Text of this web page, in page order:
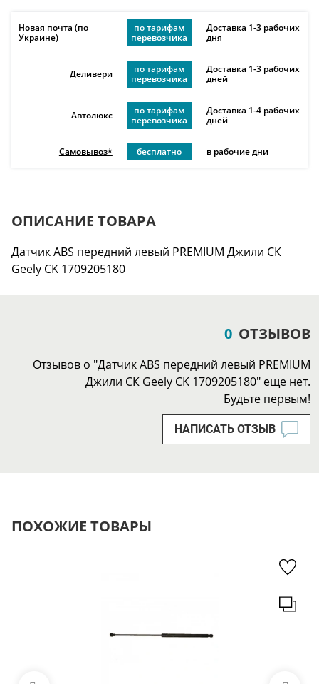
Новая почта (по
Украине)
по тарифам
перевозчика
Доставка 1-3 рабочих
дня
Деливери
по тарифам
перевозчика
Доставка 1-3 рабочих
дней
Автолюкс
по тарифам
перевозчика
Доставка 1-4 рабочих
дней
Самовывоз* бесплатно в рабочие дни
ОПИСАНИЕ ТОВАРА
Датчик ABS передний левый PREMIUM Джили СК
Geely CK 1709205180
0 ОТЗЫВОВ
Отзывов о "Датчик ABS передний левый PREMIUM
Джили СК Geely CK 1709205180" еще нет.
Будьте первым!
НАПИСАТЬ ОТЗЫВ
ПОХОЖИЕ ТОВАРЫ